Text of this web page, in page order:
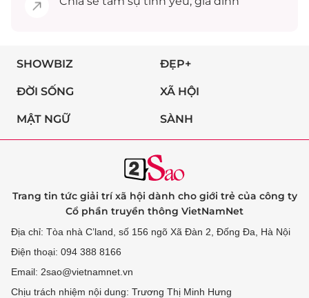
SHOWBIZ ĐẸP+
ĐỜI SỐNG XÃ HỘI
MẬT NGỮ SÀNH
Trang tin tức giải trí xã hội dành cho giới trẻ của công ty
Cổ phần truyền thông VietNamNet
Địa chỉ: Tòa nhà C’land, số 156 ngõ Xã Đàn 2, Đống Đa, Hà Nội
Điện thoại: 094 388 8166
Email: 2sao@vietnamnet.vn
Chịu trách nhiệm nội dung: Trương Thị Minh Hưng